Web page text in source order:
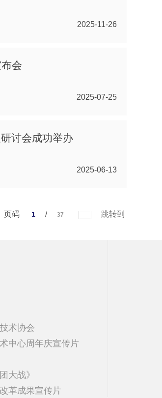
2025-11-26
会
2025-07-25
讨会成功举办
2025-06-13
页码 1 / 37 跳转到
术协会
中心周年庆宣传片
大战》
革成果宣传片